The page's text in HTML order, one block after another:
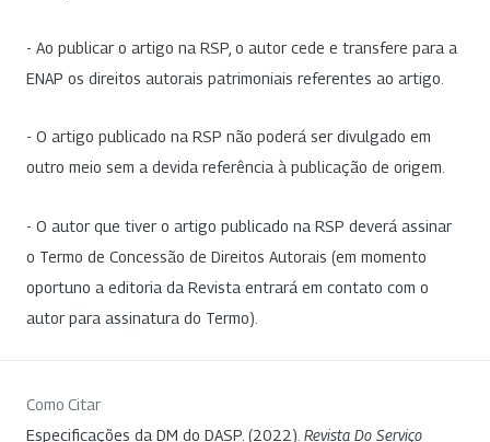
- Ao publicar o artigo na RSP, o autor cede e transfere para a
ENAP os direitos autorais patrimoniais referentes ao artigo.
- O artigo publicado na RSP não poderá ser divulgado em
outro meio sem a devida referência à publicação de origem.
- O autor que tiver o artigo publicado na RSP deverá assinar
o Termo de Concessão de Direitos Autorais (em momento
oportuno a editoria da Revista entrará em contato com o
autor para assinatura do Termo).
Como Citar
Especificações da DM do DASP. (2022). Revista Do Serviço